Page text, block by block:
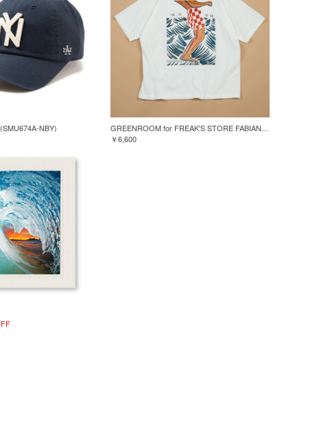
NBY)
GREENROOM for FREAK'S STORE FABIAN LAVATER S/S TEE
￥6,600